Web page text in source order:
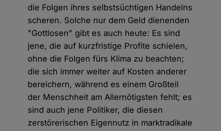
die Folgen ihres selbstsüchtigen Handelns
scheren. Solche nur dem Geld dienenden
"Gottlosen" gibt es auch heute: Es sind
jene, die auf kurzfristige Profite schielen,
ohne die Folgen fürs Klima zu beachten;
die sich immer weiter auf Kosten anderer
bereichern, während es einem Großteil
der Menschheit am Allernötigsten fehlt; es
sind auch jene Politiker, die diesen
zerstörerischen Eigennutz in marktradikale